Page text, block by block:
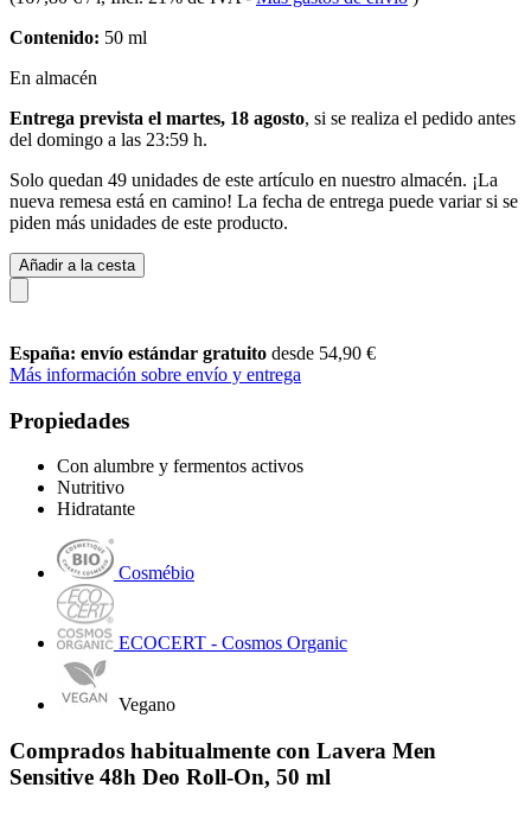
Contenido: 50 ml
En almacén
Entrega prevista el martes, 18 agosto, si se realiza el pedido antes
del domingo a las 23:59 h.
Solo quedan 49 unidades de este artículo en nuestro almacén. ¡La
nueva remesa está en camino! La fecha de entrega puede variar si se
piden más unidades de este producto.
Añadir a la cesta
España: envío estándar gratuito desde 54,90 €
Más información sobre envío y entrega
Propiedades
Con alumbre y fermentos activos
Nutritivo
Hidratante
Cosmébio
ECOCERT - Cosmos Organic
Vegano
Comprados habitualmente con Lavera Men
Sensitive 48h Deo Roll-On, 50 ml